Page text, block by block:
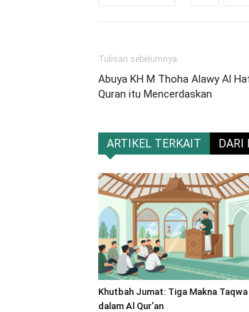
Tulisan sebelumnya
Abuya KH M Thoha Alawy Al
Quran itu Mencerdaskan
ARTIKEL TERKAIT DARI
Khutbah Jumat: Tiga Makna Taqwa
dalam Al Qur’an